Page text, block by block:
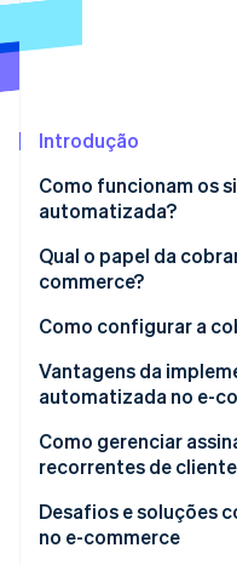
Radar
Incorporação de
Remoção de carbono
Verificação de
Stripe Sessions
Assista agora
Introdução
Como funcionam os
automatizada?
Qual o papel da
commerce?
Como configurar a
Configuração de
Checkout do cliente
Cobrança automática
Comunicação com os
Vantagens da
automatizada no e-
Como gerenciar
recorrentes de
Ferramentas
Desafios e soluções
no e-commerce